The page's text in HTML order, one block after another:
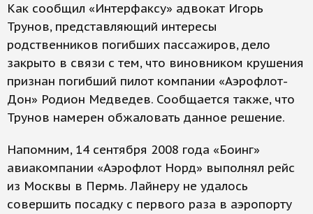
Как сообщил «Интерфаксу» адвокат Игорь
Трунов, представляющий интересы
родственников погибших пассажиров, дело
закрыто в связи с тем, что виновником крушения
признан погибший пилот компании «Аэрофлот-
Дон» Родион Медведев. Сообщается также, что
Трунов намерен обжаловать данное решение.
Напомним, 14 сентября 2008 года «Боинг»
авиакомпании «Аэрофлот Норд» выполнял рейс
из Москвы в Пермь. Лайнеру не удалось
совершить посадку с первого раза в аэропорту